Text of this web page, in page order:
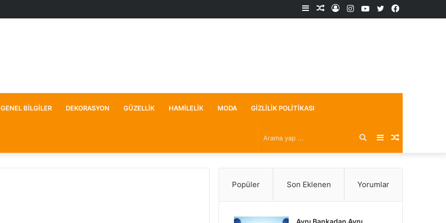
Facebook
X
YouTube
Instagram
Kayıt
Rastgele
Kenar
GENEL BILGILER DEKORASYON GÜZELLIK HAMILELIK MODA GIZLILIK POLITIKASI
Rastgele
Makale
Kenar
Bölmesi
Arama
yap
Popüler Son Eklenen Yorumlar
Aynı Bankadan Aynı